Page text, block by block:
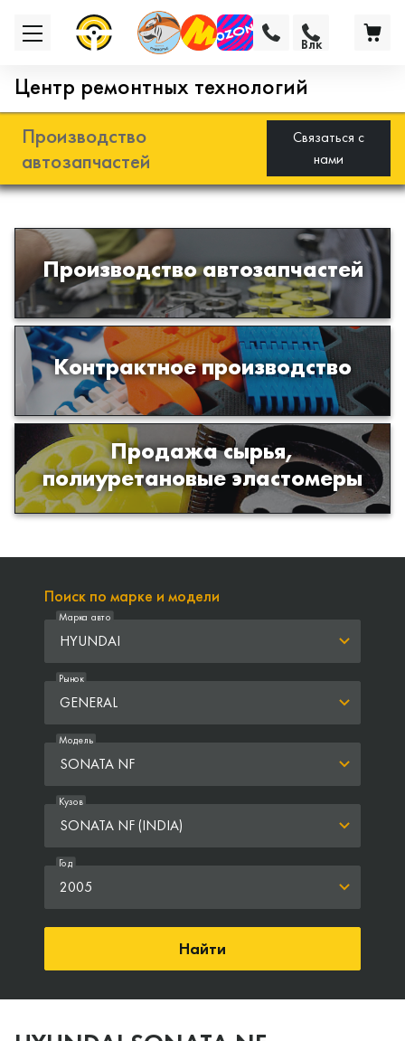
Центр ремонтных технологий
Производство
автозапчастей
Связаться с
нами
Производство автозапчастей
Разработка и производство деталей
из эластомеров для подвески
автомобиля
Контрактное производство
Производство изделий из пластиков
и полимеров по образцам либо
чертежам заказчика
Продажа сырья,
полиуретановые эластомеры
Продажа сырья для производства
изделий из полиуретана
Влк
Поиск по марке и модели
HYUNDAI
Марка авто
GENERAL
Рынок
SONATA NF
Модель
SONATA NF (INDIA)
Кузов
2005
Год
Найти